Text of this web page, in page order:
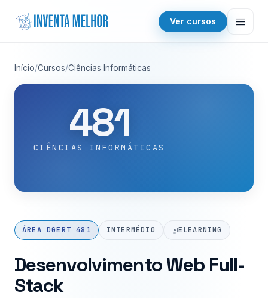
Saltar para o conteúdo Ver cursos
Início/Cursos/Ciências Informáticas
481
CIÊNCIAS INFORMÁTICAS
ÁREA DGERT 481 INTERMÉDIO ELEARNING
Desenvolvimento Web Full-
Stack